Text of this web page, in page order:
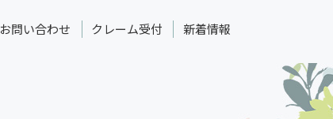
お問い合わせ クレーム受付 新着情報